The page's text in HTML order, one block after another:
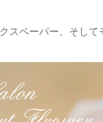
スペーパー、そして